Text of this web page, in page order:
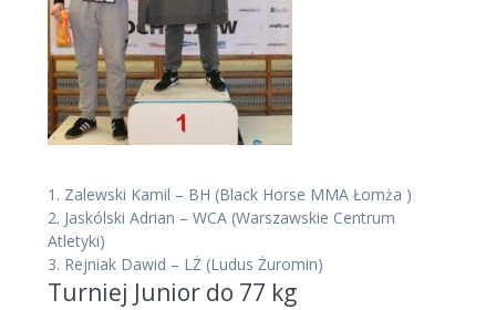
1. Zalewski Kamil – BH (Black Horse MMA Łomża )
2. Jaskólski Adrian – WCA (Warszawskie Centrum
Atletyki)
3. Rejniak Dawid – LŻ (Ludus Żuromin)
Turniej Junior do 77 kg